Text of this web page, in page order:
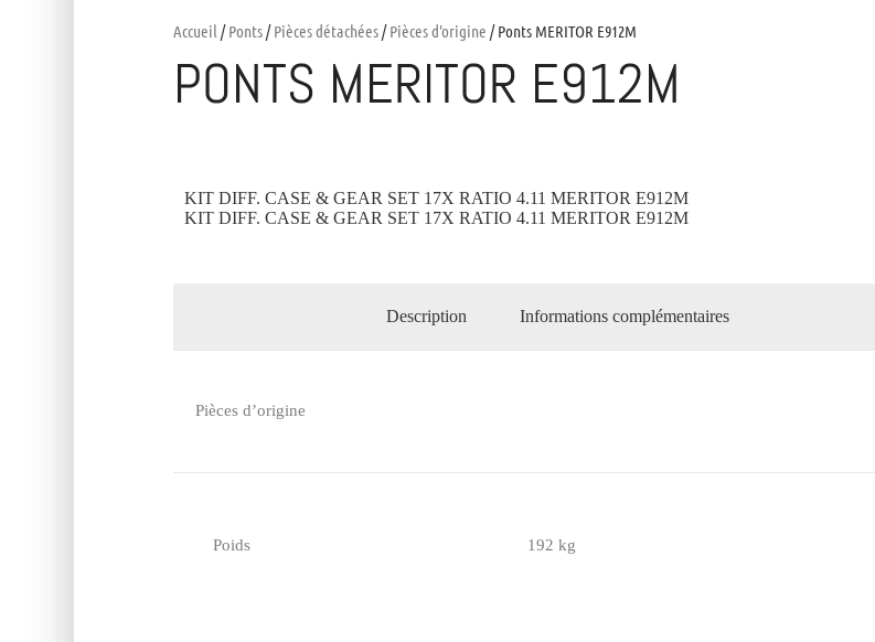
Accueil /Ponts/Pièces détachées/Pièces d'origine / Ponts MERITOR E912M
PONTS MERITOR E912M
KIT DIFF. CASE & GEAR SET 17X RATIO 4.11 MERITOR E912M
KIT DIFF. CASE & GEAR SET 17X RATIO 4.11 MERITOR E912M
Description Informations complémentaires
Pièces d’origine
Poids 192 kg